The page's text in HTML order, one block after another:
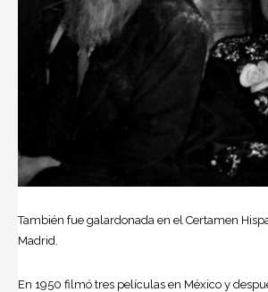
También fue galardonada en el Certamen
Madrid.
En 1950 filmó tres películas en México y